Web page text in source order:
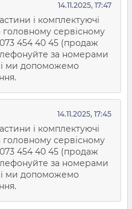
14.11.2025, 17:47
і комплектуючі
сервісному
454 40 45 (продаж
за номерами
і ми допоможемо
14.11.2025, 17:45
і комплектуючі
сервісному
454 40 45 (продаж
за номерами
і ми допоможемо